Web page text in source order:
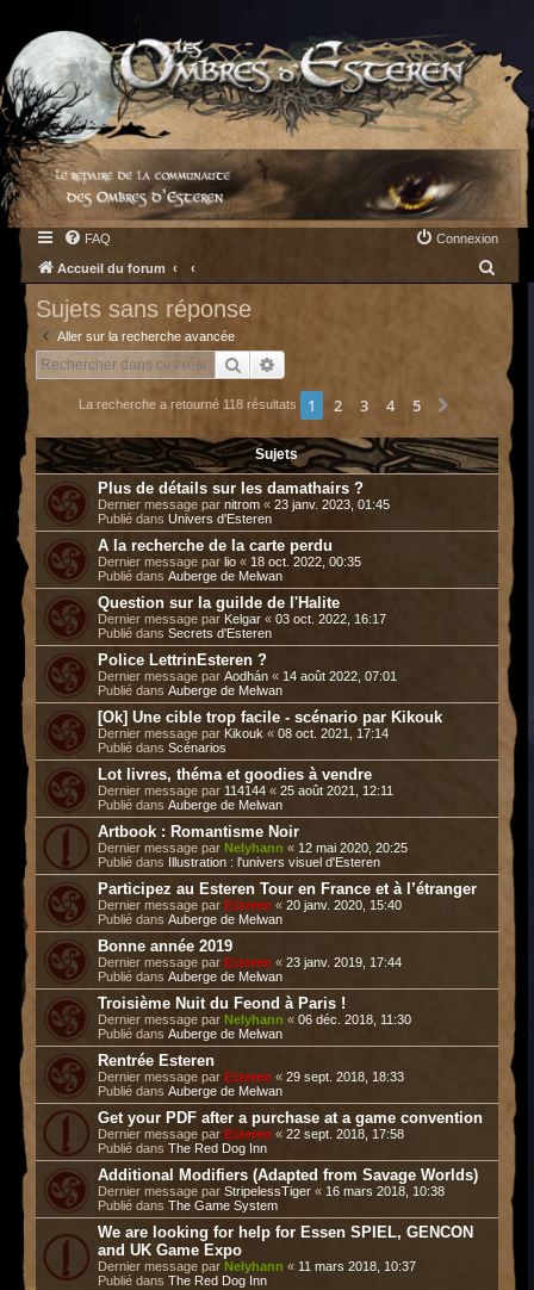
FAQ Connexion
Accueil du forum
c
h
Sujets sans réponse
Aller sur la recherche avancée
Rechercher
La recherche a retourné 118 résultats 1 2 3 4 5
Sujets
Plus de détails sur les damathairs ?
Dernier message par nitrom « 23 janv. 2023, 01:45
Publié dans Univers d'Esteren
A la recherche de la carte perdu
Dernier message par lio « 18 oct. 2022, 00:35
Publié dans Auberge de Melwan
Question sur la guilde de l'Halite
Dernier message par Kelgar « 03 oct. 2022, 16:17
Publié dans Secrets d'Esteren
Police LettrinEsteren ?
Dernier message par Aodhán « 14 août 2022, 07:01
Publié dans Auberge de Melwan
[Ok] Une cible trop facile - scénario par Kikouk
Dernier message par Kikouk « 08 oct. 2021, 17:14
Publié dans Scénarios
Lot livres, théma et goodies à vendre
Dernier message par 114144 « 25 août 2021, 12:11
Publié dans Auberge de Melwan
Artbook : Romantisme Noir
Dernier message par Nelyhann « 12 mai 2020, 20:25
Publié dans
Illustration : l'univers visuel d'Esteren
Participez au Esteren Tour en France et à l’étranger
Dernier message par Esteren « 20 janv. 2020, 15:40
Publié dans Auberge de Melwan
Bonne année 2019
Dernier message par Esteren « 23 janv. 2019, 17:44
Publié dans Auberge de Melwan
Troisième Nuit du Feond à Paris !
Dernier message par Nelyhann « 06 déc. 2018, 11:30
Publié dans Auberge de Melwan
Rentrée Esteren
Dernier message par Esteren « 29 sept. 2018, 18:33
Publié dans Auberge de Melwan
Get your PDF after a purchase at a game convention
Dernier message par Esteren « 22 sept. 2018, 17:58
Publié dans The Red Dog Inn
Additional Modifiers (Adapted from Savage Worlds)
Dernier message par StripelessTiger « 16 mars 2018, 10:38
Publié dans The Game System
We are looking for help for Essen SPIEL, GENCON
and UK Game Expo
Dernier message par Nelyhann « 11 mars 2018, 10:37
Publié dans The Red Dog Inn